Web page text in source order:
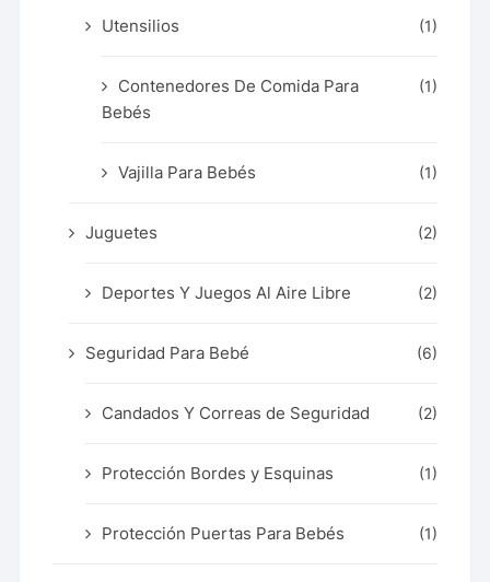
Utensilios (1)
Contenedores De Comida Para
Bebés
(1)
Vajilla Para Bebés (1)
Juguetes (2)
Deportes Y Juegos Al Aire Libre (2)
Seguridad Para Bebé (6)
Candados Y Correas de Seguridad (2)
Protección Bordes y Esquinas (1)
Protección Puertas Para Bebés (1)